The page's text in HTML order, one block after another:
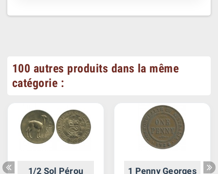
100 autres produits dans la même
catégorie :
1/2 Sol Pérou
1 Penny Georges